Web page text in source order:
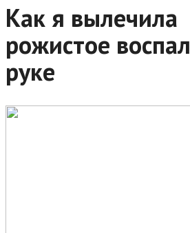
Как я вылечила
рожистое
руке